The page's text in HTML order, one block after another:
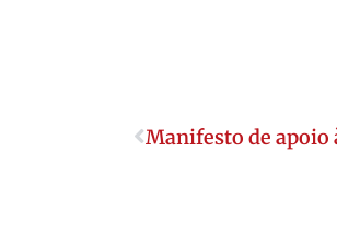
Manifesto de apoio